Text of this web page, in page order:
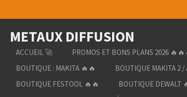
au
contenu
principal
METAUX DIFFUSION
ACCUEIL 🚀 PROMOS ET BONS PLANS 2026
BOUTIQUE : MAKITA 🔥🔥
BOUTIQUE MAKITA 2 /
BOUTIQUE FESTOOL 🔥🔥
BOUTIQUE DEWALT